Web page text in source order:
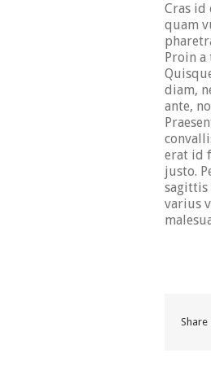
Cras id
quam
Proin
diam,
ante,
erat id
justo.
sagittis
varius
Share